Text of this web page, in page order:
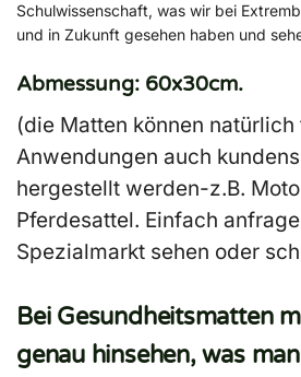
Schulwissenschaft, was wir bei
und in Zukunft gesehen haben und
Abmessung: 60x30cm.
(die Matten können
Anwendungen auch
hergestellt werden-z.B.
Pferdesattel. Einfach
Spezialmarkt sehen oder
Bei Gesundheitsmatten
genau hinsehen, was